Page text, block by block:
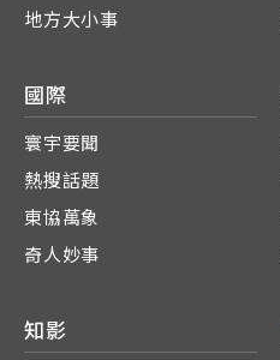
地方大小事
國際
寰宇要聞
熱搜話題
東協萬象
奇人妙事
知影